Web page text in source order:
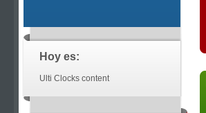
Hoy es:
Ulti Clocks content